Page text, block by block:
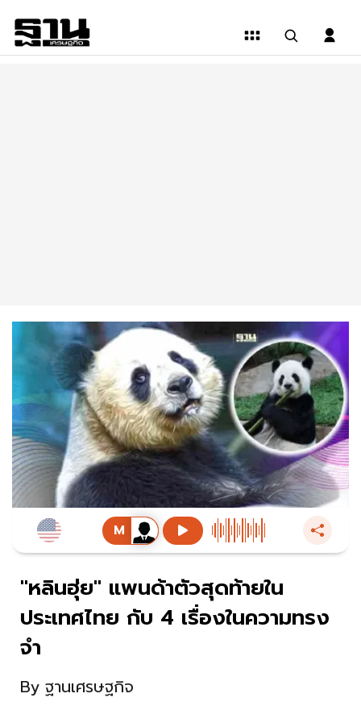
"หลินฮุ่ย" แพนด้าตัวสุดท้ายใน
ประเทศไทย กับ 4 เรื่องในความทรง
จำ
By ฐานเศรษฐกิจ